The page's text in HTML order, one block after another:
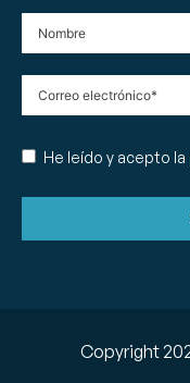
He leído y acepto la
Copyright